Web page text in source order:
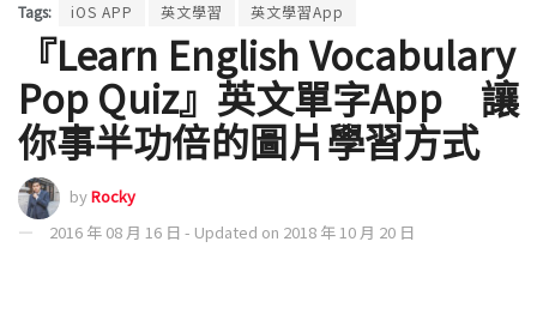
Tags: iOS APP 英文學習 英文學習App
『Learn English Vocabulary
Pop Quiz』英文單字App 讓
你事半功倍的圖片學習方式
byRocky
2016 年 08 月 16 日 - Updated on 2018 年 10 月 20 日